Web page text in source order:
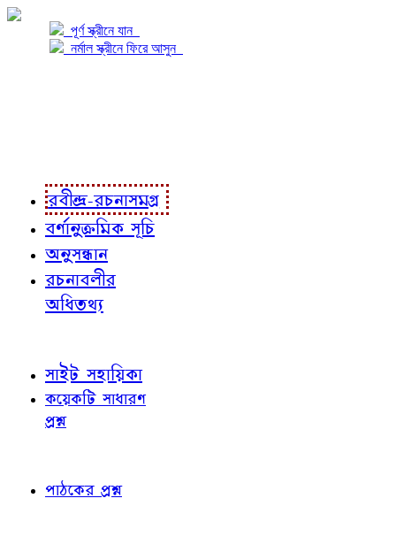
পূর্ণ স্ক্রীনে যান
নর্মাল স্ক্রীনে ফিরে আসুন
রবীন্দ্র-রচনাসমগ্র
বর্ণানুক্রমিক সূচি
অনুসন্ধান
রচনাবলীর
অধিতথ্য
সাইট সহায়িকা
কয়েকটি সাধারণ
প্রশ্ন
পাঠকের প্রশ্ন